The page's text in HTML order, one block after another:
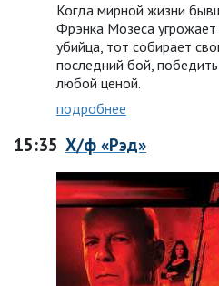
Когда мирной жизни
Фрэнка Мозеса
убийца, тот собирает
последний бой,
любой ценой.
подробнее
15:35 Х/ф «Рэд»